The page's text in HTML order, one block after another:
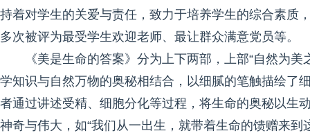
持着对学生的关爱与责任，致力于培养学生的综合素质
多次被评为最受学生欢迎老师、最让群众满意党员等。
《美是生命的答案》分为上下两部，上部“自然为
学知识与自然万物的奥秘相结合，以细腻的笔触描绘了
者通过讲述受精、细胞分化等过程，将生命的奥秘以生
神奇与伟大，如“我们从一出生，就带着生命的馈赠来